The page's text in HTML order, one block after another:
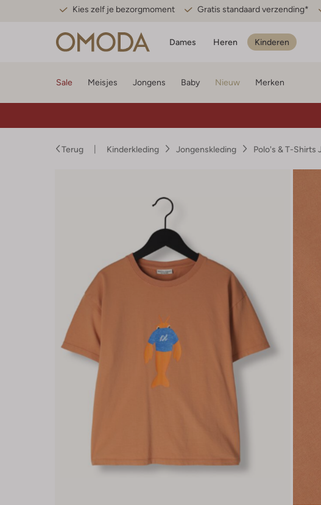
Kies zelf je bezorgmoment Gratis standaard verzending*
Dames Heren Kinderen
Sale Meisjes Jongens Baby Nieuw Merken
Terug Kinderkleding Jongenskleding Polo's & T-Shirts